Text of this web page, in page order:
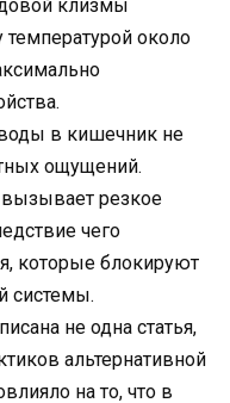
клизмы
около
в кишечник не
ощущений.
резкое
чего
которые блокируют
системы.
не одна статья,
альтернативной
на то, что в